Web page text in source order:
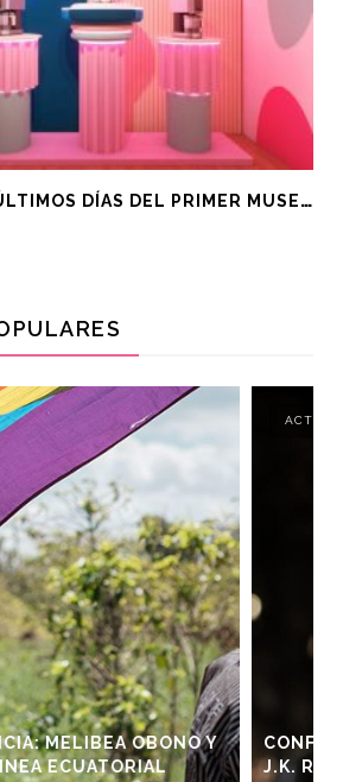
C
REAMILANDIA: ÚLTIMOS DÍAS DEL PRIMER MUSEO DEL HELADO
Y LEYES: LA CONTROVERSIA
Y LA NUEVA LEY EN ESCOCIA